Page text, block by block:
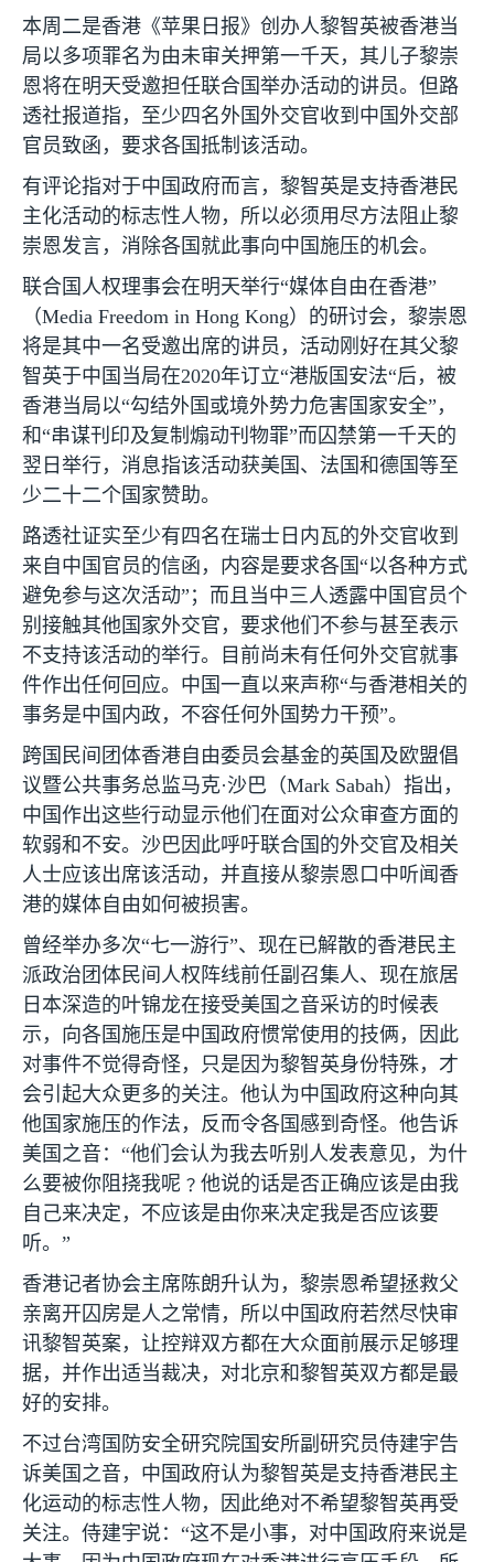
本周二是香港《苹果日报》创办人黎智英被香港当
局以多项罪名为由未审关押第一千天，其儿子黎崇
恩将在明天受邀担任联合国举办活动的讲员。但路
透社报道指，至少四名外国外交官收到中国外交部
官员致函，要求各国抵制该活动。
有评论指对于中国政府而言，黎智英是支持香港民
主化活动的标志性人物，所以必须用尽方法阻止黎
崇恩发言，消除各国就此事向中国施压的机会。
联合国人权理事会在明天举行“媒体自由在香港”
（Media Freedom in Hong Kong）的研讨会，黎崇恩
将是其中一名受邀出席的讲员，活动刚好在其父黎
智英于中国当局在2020年订立“港版国安法“后，被
香港当局以“勾结外国或境外势力危害国家安全”，
和“串谋刊印及复制煽动刊物罪”而囚禁第一千天的
翌日举行，消息指该活动获美国、法国和德国等至
少二十二个国家赞助。
路透社证实至少有四名在瑞士日内瓦的外交官收到
来自中国官员的信函，内容是要求各国“以各种方式
避免参与这次活动”；而且当中三人透露中国官员个
别接触其他国家外交官，要求他们不参与甚至表示
不支持该活动的举行。目前尚未有任何外交官就事
件作出任何回应。中国一直以来声称“与香港相关的
事务是中国内政，不容任何外国势力干预”。
跨国民间团体香港自由委员会基金的英国及欧盟倡
议暨公共事务总监马克·沙巴（Mark Sabah）指出，
中国作出这些行动显示他们在面对公众审查方面的
软弱和不安。沙巴因此呼吁联合国的外交官及相关
人士应该出席该活动，并直接从黎崇恩口中听闻香
港的媒体自由如何被损害。
曾经举办多次“七一游行”、现在已解散的香港民主
派政治团体民间人权阵线前任副召集人、现在旅居
日本深造的叶锦龙在接受美国之音采访的时候表
示，向各国施压是中国政府惯常使用的技俩，因此
对事件不觉得奇怪，只是因为黎智英身份特殊，才
会引起大众更多的关注。他认为中国政府这种向其
他国家施压的作法，反而令各国感到奇怪。他告诉
美国之音：“他们会认为我去听别人发表意见，为什
么要被你阻挠我呢﹖他说的话是否正确应该是由我
自己来决定，不应该是由你来决定我是否应该要
听。”
香港记者协会主席陈朗升认为，黎崇恩希望拯救父
亲离开囚房是人之常情，所以中国政府若然尽快审
讯黎智英案，让控辩双方都在大众面前展示足够理
据，并作出适当裁决，对北京和黎智英双方都是最
好的安排。
不过台湾国防安全研究院国安所副研究员侍建宇告
诉美国之音，中国政府认为黎智英是支持香港民主
化运动的标志性人物，因此绝对不希望黎智英再受
关注。侍建宇说：“这不是小事，对中国政府来说是